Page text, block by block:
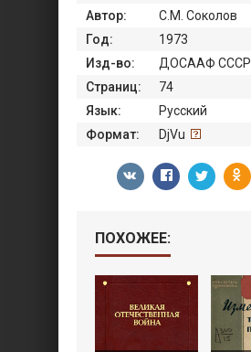
Автор:
С.М. Соколов
Год:
1973
Изд-во:
ДОСААФ СССР
Страниц:
74
Язык:
Русский
Формат:
DjVu
ПОХОЖЕЕ: